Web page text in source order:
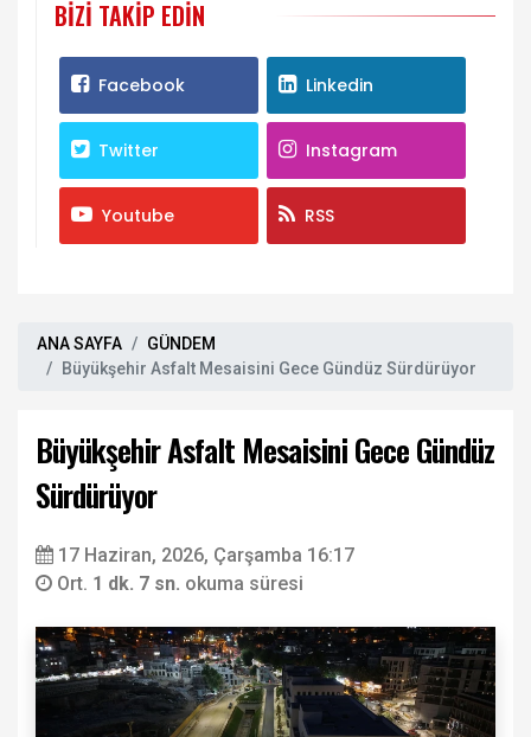
BIZI TAKIP EDIN
Facebook Linkedin
Twitter Instagram
Youtube RSS
ANA SAYFA
GÜNDEM
Büyükşehir Asfalt Mesaisini Gece Gündüz Sürdürüyor
Büyükşehir Asfalt Mesaisini Gece Gündüz
Sürdürüyor
17 Haziran, 2026, Çarşamba 16:17
Ort. 1 dk. 7 sn. okuma süresi